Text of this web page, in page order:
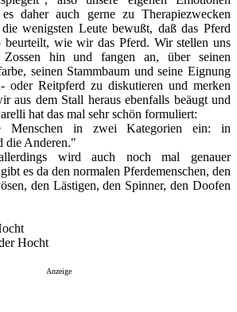
daher auch gerne zu Therapiezwecken
wenigsten Leute bewußt, daß das Pferd
beurteilt, wie wir das Pferd. Wir stellen uns
hin und fangen an, über seinen
seinen Stammbaum und seine Eignung
oder Reitpferd zu diskutieren und merken
aus dem Stall heraus ebenfalls beäugt und
hat das mal sehr schön formuliert:
in zwei Kategorien ein: in
die Anderen."
wird auch noch mal genauer
es da den normalen Pferdemenschen, den
den Lästigen, den Spinner, den Doofen
Hocht
Anzeige